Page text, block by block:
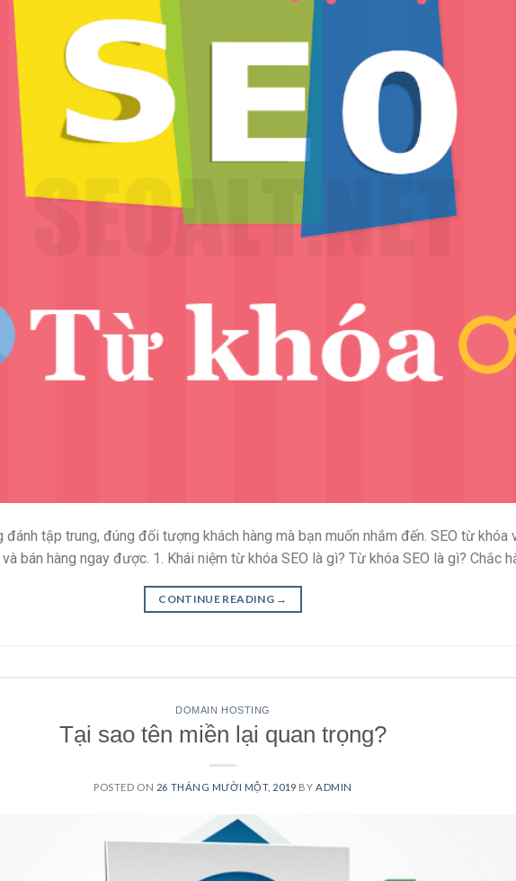
đánh tập trung, đúng đối tượng khách hàng mà bạn muốn nhắm đến. SEO từ khóa
bán hàng ngay được. 1. Khái niệm từ khóa SEO là gì? Từ khóa SEO là gì? Chắc
CONTINUE READING →
DOMAIN HOSTING
Tại sao tên miền lại quan trọng?
POSTED ON 26 THÁNG MƯỜI MỘT, 2019 BY ADMIN